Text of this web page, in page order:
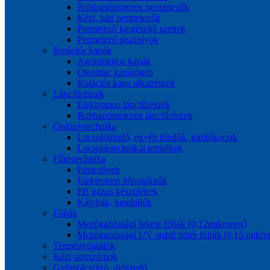
Robbanómotoros permetezők
Kézi, háti permetezők
Permetező kiegészítő szettek
Permetező pisztolyok
Rotációs kapák
Agrimotoros kapák
Oleomac kapálógép
Rotációs kapa alkatrészek
Láncfűrészek
Elektromos láncfűrészek
Robbanómotoros láncfűrészek
Öntözéstechnika
Locsolótömlő, egyéb tömlők, tömlőkocsik
Locsolástechnikai termékek
Fűtéstechnika
Füstcsövek
Elektromos hősugárzók
PB gázos készülékek
Kályhák, kandallók
Fóliák
Mezőgazdasági fekete fóliák (0,12mikronos)
Mezőgazdasági UV stabil fehér fóliák (0,15
Terménydarálók
Kézi szerszámok
Gyümölcsrázó, diószedő